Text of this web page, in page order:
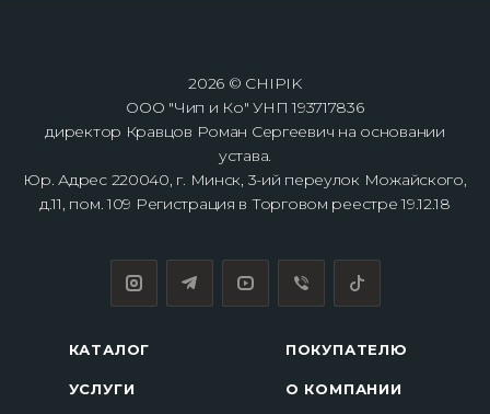
2026 © CHIPIK
ООО "Чип и Ко" УНП 193717836
директор Кравцов Роман Сергеевич на основании
устава.
Юр. Адрес 220040, г. Минск, 3-ий переулок Можайского,
д.11, пом. 109 Регистрация в Торговом реестре 19.12.18
КАТАЛОГ
УСЛУГИ
ПОКУПАТЕЛЮ
О КОМПАНИИ